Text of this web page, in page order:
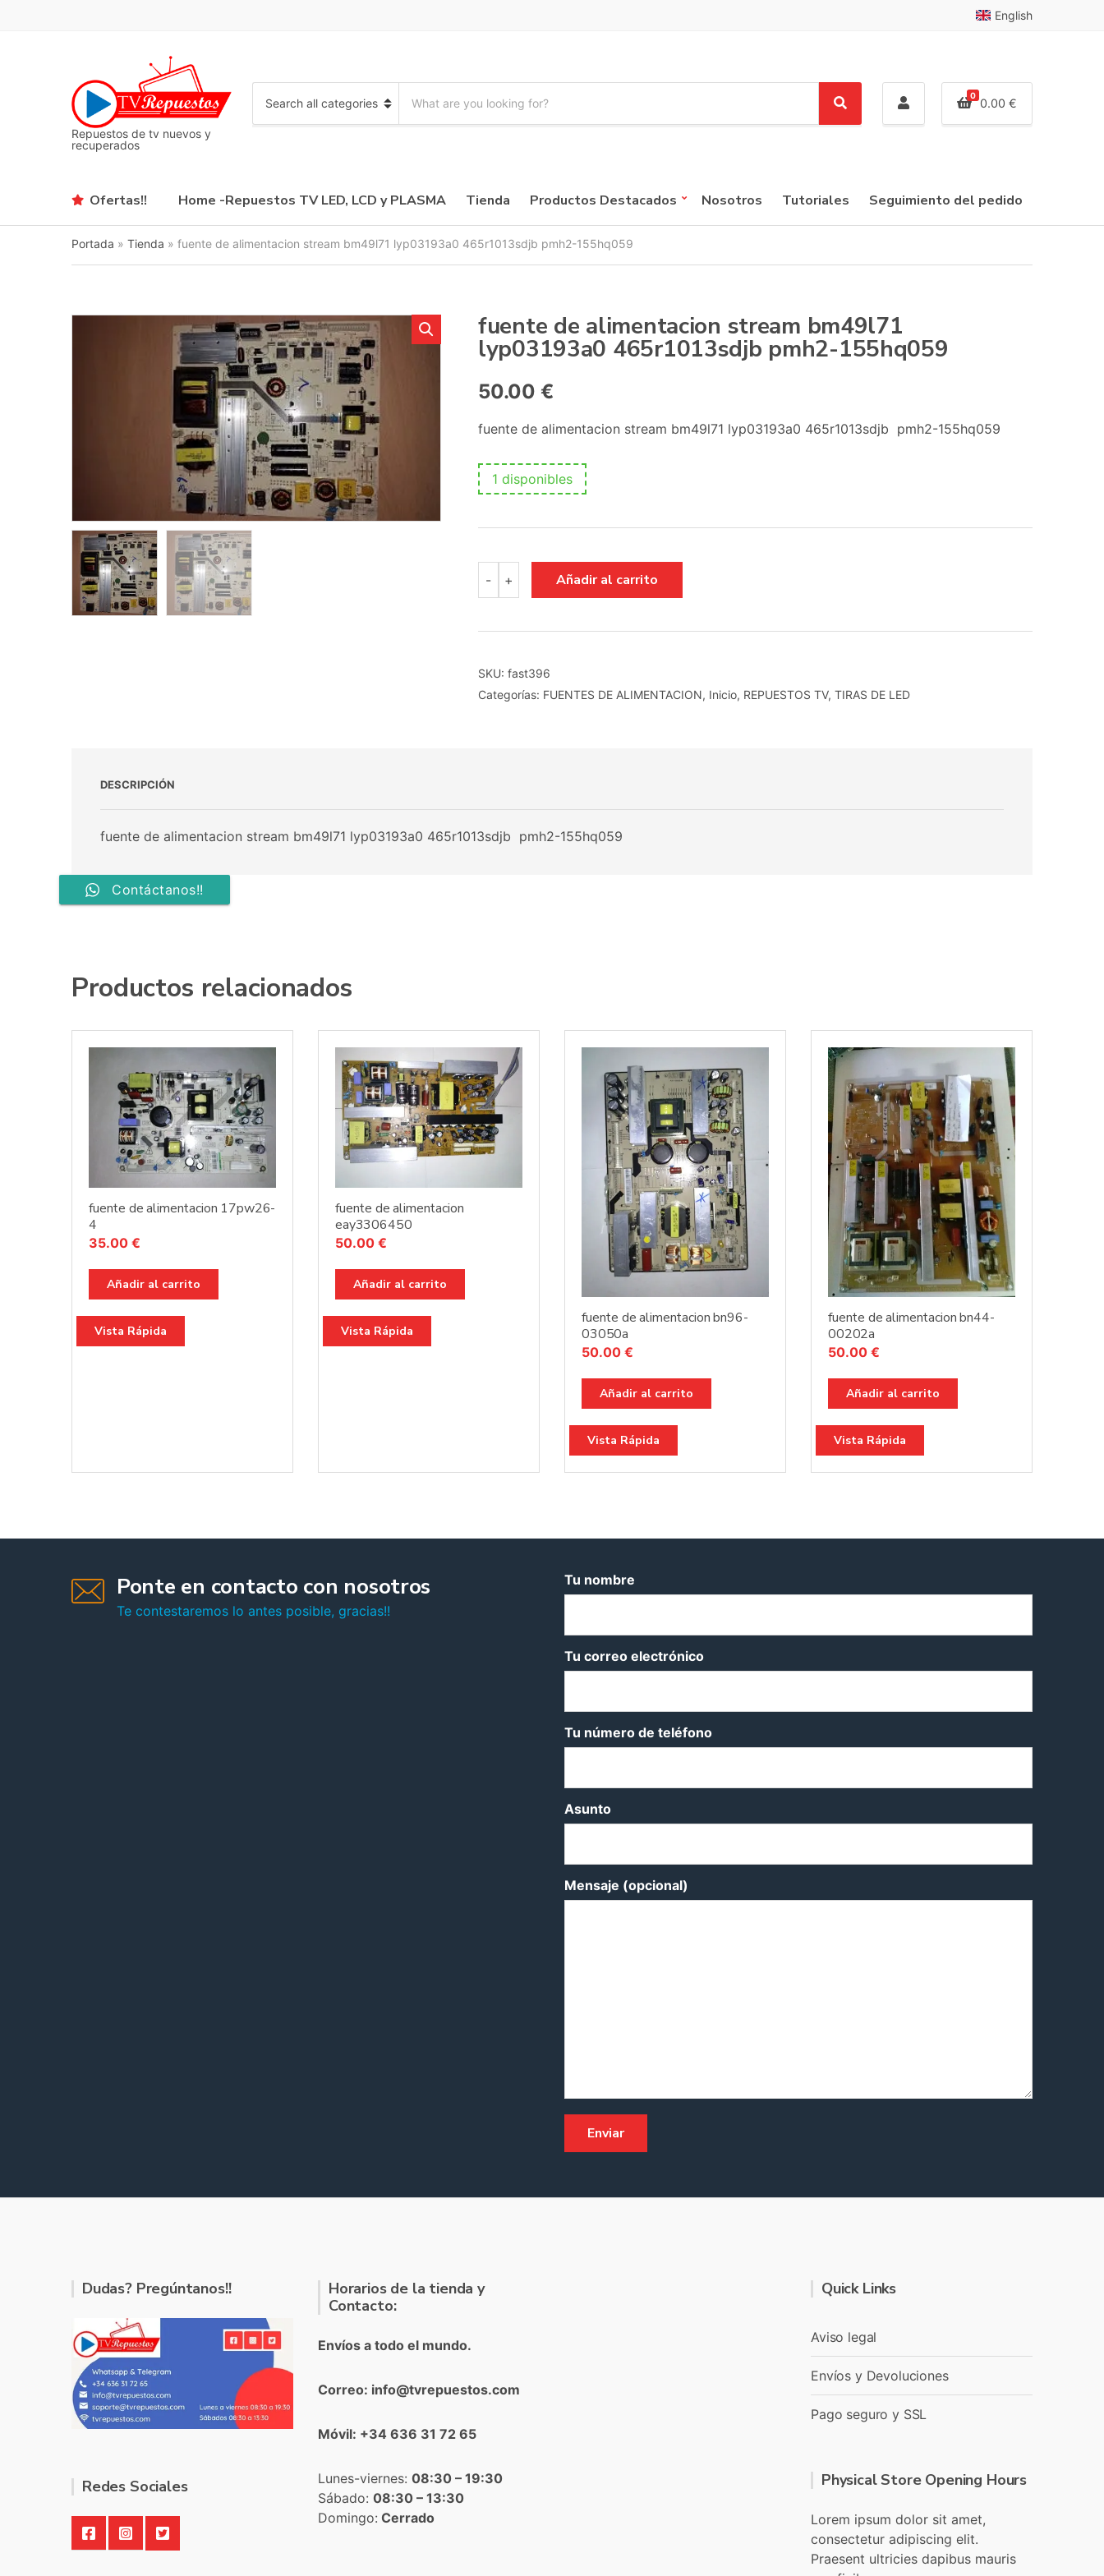
English
Repuestos de tv nuevos y
recuperados
a
r
y
n
a
r
u
c
:
S
e
h
0
0.00 €
Ofertas!! Home -Repuestos TV LED, LCD y PLASMA Tienda Productos Destacados Nosotros Tutoriales Seguimiento del pedido
Portada » Tienda » fuente de alimentacion stream bm49l71 lyp03193a0 465r1013sdjb pmh2-155hq059
fuente de alimentacion stream bm49l71
lyp03193a0 465r1013sdjb pmh2-155hq059
50.00 €
fuente de alimentacion stream bm49l71 lyp03193a0 465r1013sdjb pmh2-155hq059
1 disponibles
-
de
alimentacion
bm49l71
465r1013sdjb
pmh2-
155hq059
+ Añadir al carrito
SKU: fast396
Categorías: FUENTES DE ALIMENTACION, Inicio, REPUESTOS TV, TIRAS DE LED
DESCRIPCIÓN
fuente de alimentacion stream bm49l71 lyp03193a0 465r1013sdjb pmh2-155hq059
Contáctanos!!
Productos relacionados
fuente de alimentacion 17pw26-
4
35.00 €
Añadir al carrito
Vista Rápida
fuente de alimentacion
eay3306450
50.00 €
Añadir al carrito
Vista Rápida
fuente de alimentacion bn96-
03050a
50.00 €
Añadir al carrito
Vista Rápida
fuente de alimentacion bn44-
00202a
50.00 €
Añadir al carrito
Vista Rápida
Ponte en contacto con nosotros
Te contestaremos lo antes posible, gracias!!
Tu nombre
Tu correo electrónico
Tu número de teléfono
Asunto
Mensaje (opcional)
Dudas? Pregúntanos!!
Redes Sociales
Horarios de la tienda y
Contacto:
Envíos a todo el mundo.
Correo: info@tvrepuestos.com
Móvil: +34 636 31 72 65
Lunes-viernes: 08:30 – 19:30
Sábado: 08:30 – 13:30
Domingo: Cerrado
Quick Links
Aviso legal
Envíos y Devoluciones
Pago seguro y SSL
Physical Store Opening Hours
Lorem ipsum dolor sit amet,
consectetur adipiscing elit.
Praesent ultricies dapibus mauris